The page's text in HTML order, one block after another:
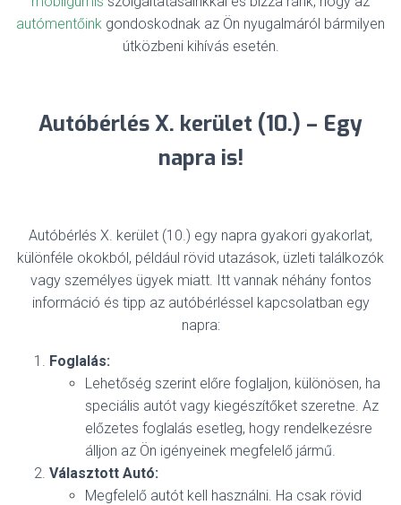
autómentőink gondoskodnak az Ön nyugalmáról bármilyen
útközbeni kihívás esetén.
Autóbérlés X. kerület (10.) – Egy
napra is!
Autóbérlés X. kerület (10.) egy napra gyakori gyakorlat,
különféle okokból, például rövid utazások, üzleti találkozók
vagy személyes ügyek miatt. Itt vannak néhány fontos
információ és tipp az autóbérléssel kapcsolatban egy
napra:
Foglalás:
Lehetőség szerint előre foglaljon, különösen, ha
speciális autót vagy kiegészítőket szeretne. Az
előzetes foglalás esetleg, hogy rendelkezésre
álljon az Ön igényeinek megfelelő jármű.
Választott Autó:
Megfelelő autót kell használni. Ha csak rövid